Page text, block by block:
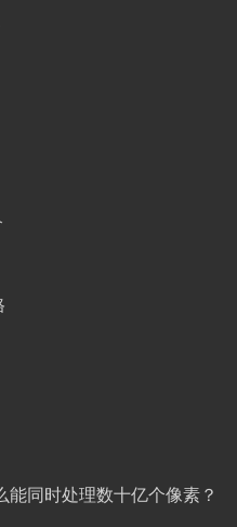
同时处理数十亿个像素？